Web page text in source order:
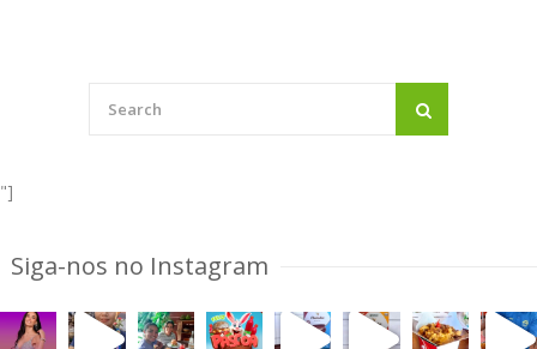
"]
Siga-nos no Instagram